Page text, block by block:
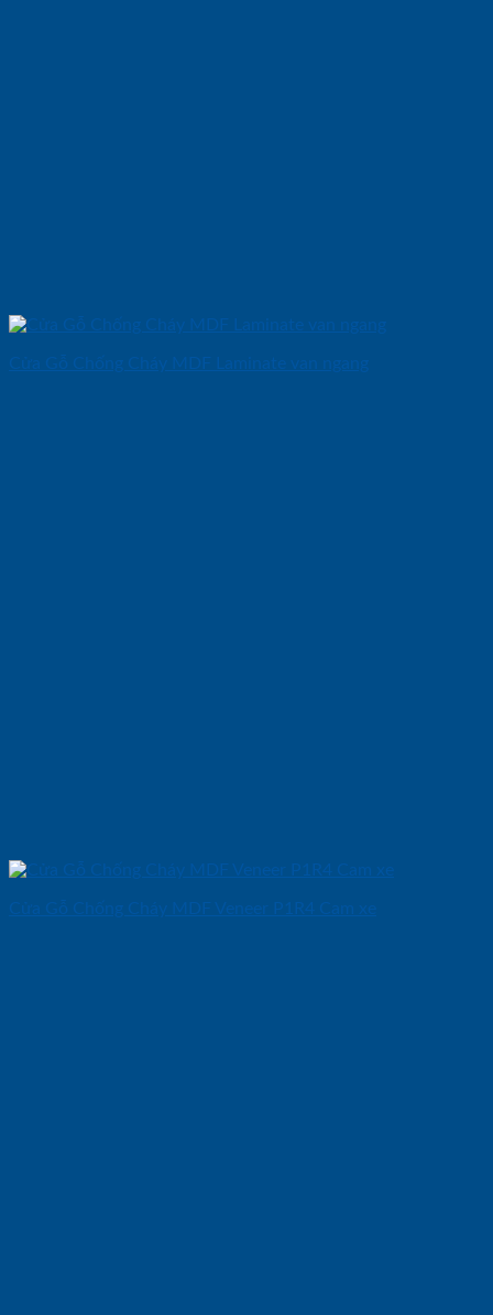
Cửa Gỗ Chống Cháy MDF Laminate van ngang
Cửa Gỗ Chống Cháy MDF Veneer P1R4 Cam xe